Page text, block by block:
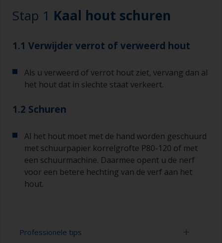
Stap 1 Kaal hout schuren
1.1 Verwijder verrot of verweerd hout
Als u verweerd of verrot hout ziet, vervang dan al
het hout dat in slechte staat verkeert.
1.2 Schuren
Al het hout moet met de hand worden geschuurd
met schuurpapier korrelgrofte P80-120 of met
een schuurmachine. Daarmee opent u de nerf
voor een betere hechting van de verf aan het
hout.
Professionele tips